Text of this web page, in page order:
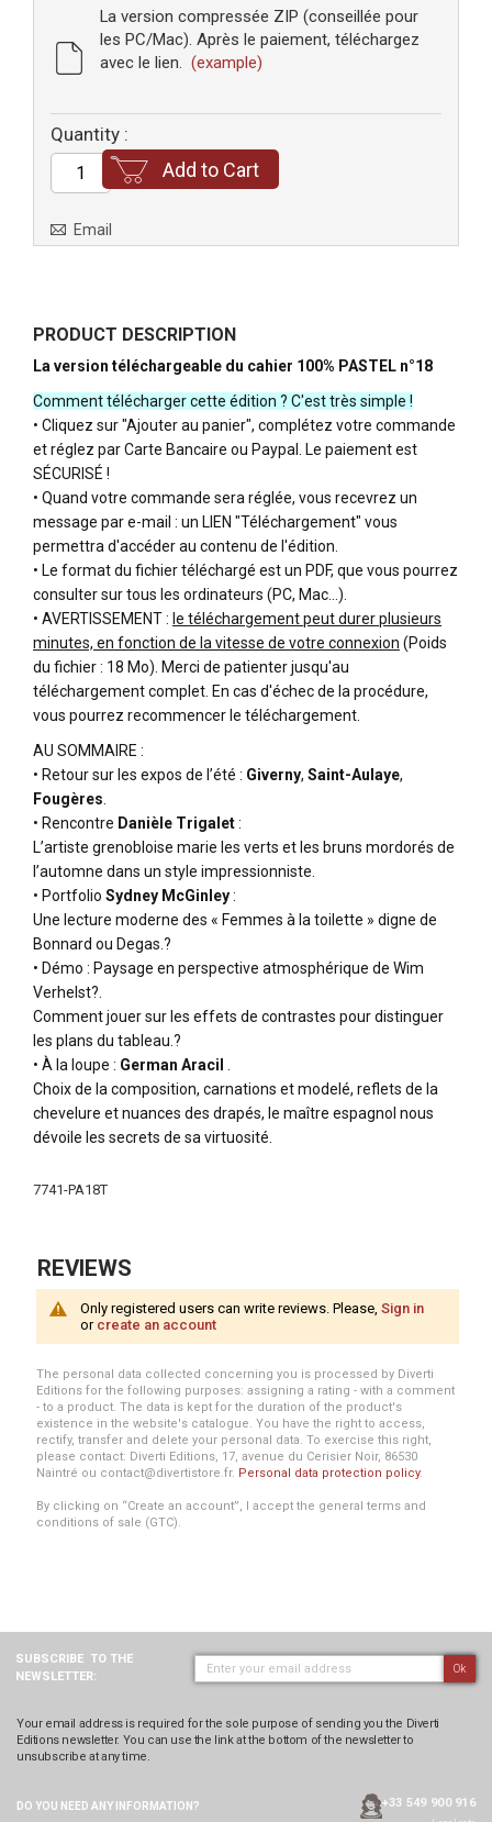
La version compressée ZIP (conseillée pour
les PC/Mac). Après le paiement, téléchargez
avec le lien. (example)
Quantity :
Add to Cart
Email
PRODUCT DESCRIPTION
La version téléchargeable du cahier 100% PASTEL n°18
Comment télécharger cette édition ? C'est très simple !
• Cliquez sur "Ajouter au panier", complétez votre commande
et réglez par Carte Bancaire ou Paypal. Le paiement est
SÉCURISÉ !
• Quand votre commande sera réglée, vous recevrez un
message par e-mail : un LIEN "Téléchargement" vous
permettra d'accéder au contenu de l'édition.
• Le format du fichier téléchargé est un PDF, que vous pourrez
consulter sur tous les ordinateurs (PC, Mac…).
• AVERTISSEMENT : le téléchargement peut durer plusieurs
minutes, en fonction de la vitesse de votre connexion (Poids
du fichier : 18 Mo). Merci de patienter jusqu'au
téléchargement complet. En cas d'échec de la procédure,
vous pourrez recommencer le téléchargement.
AU SOMMAIRE :
• Retour sur les expos de l’été : Giverny, Saint-Aulaye,
Fougères
• Rencontre Danièle Trigalet:
L’artiste grenobloise marie les verts et les bruns mordorés de
l’automne dans un style impressionniste.
• Portfolio Sydney McGinley:
Une lecture moderne des « Femmes à la toilette » digne de
Bonnard ou Degas.?
• Démo : Paysage en perspective atmosphérique de Wim
Verhelst?.
Comment jouer sur les effets de contrastes pour distinguer
les plans du tableau.?
• À la loupe : German Aracil
Choix de la composition, carnations et modelé, reflets de la
chevelure et nuances des drapés, le maître espagnol nous
dévoile les secrets de sa virtuosité.
More
7741-PA18T
REVIEWS
Only registered users can write reviews. Please, Sign in
or create an account
The personal data collected concerning you is processed by Diverti
Editions for the following purposes: assigning a rating - with a comment
- to a product. The data is kept for the duration of the product's
existence in the website's catalogue. You have the right to access,
rectify, transfer and delete your personal data. To exercise this right,
please contact: Diverti Editions, 17, avenue du Cerisier Noir, 86530
Naintré ou contact@divertistore.fr. Personal data protection policy.
By clicking on “Create an account”, I accept the general terms and
conditions of sale (GTC).
SUBSCRIBE TO THE
NEWSLETTER:
Ok
Your email address is required for the sole purpose of sending you the Diverti
Editions newsletter. You can use the link at the bottom of the newsletter to
unsubscribe at any time.
DO YOU NEED ANY INFORMATION? +33 549 900 916